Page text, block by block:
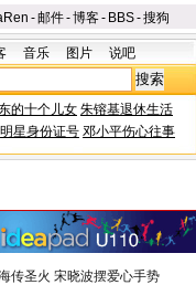
-邮件-博客- BBS-搜狗
音乐 图片 说吧
的十个儿女 朱镕基退休生活
明星身份证号 邓小平伤心往事
传圣火 宋晓波摆爱心手势